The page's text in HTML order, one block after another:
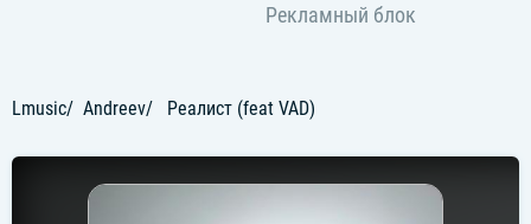
Lmusic Andreev Реалист (feat VAD)